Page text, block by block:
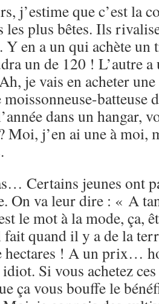
j’estime que c’est la
les plus bêtes. Ils
Y en a un qui achète un
un de 120 ! L’autre
je vais en acheter
batteuse
dans un hangar,
Moi, j’en ai une à moi,
Certains jeunes ont
On va leur dire : « A
le mot à la mode, ça,
fait quand il y a de la
hectares ! A un prix…
Si vous achetez
ça vous bouffe le